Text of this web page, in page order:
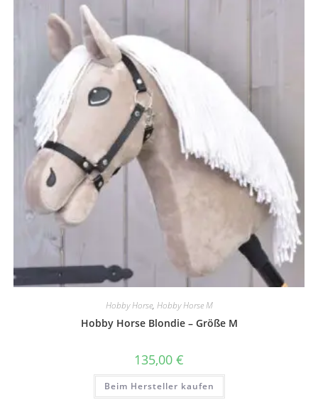
Hobby Horse, Hobby Horse M
Hobby Horse Blondie – Größe M
135,00 €
Beim Hersteller kaufen